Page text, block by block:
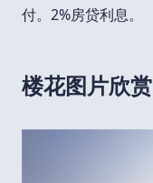
付。2%房贷利息。
楼花图片欣赏